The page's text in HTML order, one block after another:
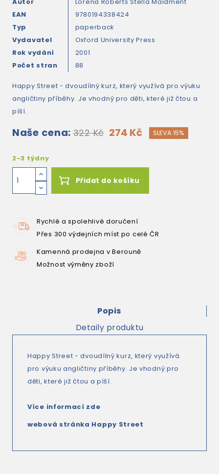
EAN
9780194338424
Typ
paperback
Vydavatel
Oxford University Press
Rok vydání
2001
Počet stran
88
Happy Street - dvoudílný kurz, který využívá pro výuku
angličtiny příběhy. Je vhodný pro děti, které již čtou a
píší.
Naše cena: 322 Kč 274 Kč SLEVA 15%
2-3 týdny
Přidat do košíku
Rychlé a spolehlivé doručení
Přes 300 výdejních míst po celé ČR
Kamenná prodejna v Berouně
Možnost výměny zboží
Popis
Detaily produktu
Happy Street - dvoudílný kurz, který využívá
pro výuku angličtiny příběhy. Je vhodný pro
děti, které již čtou a píší.
Více informací zde
webová stránka Happy Street